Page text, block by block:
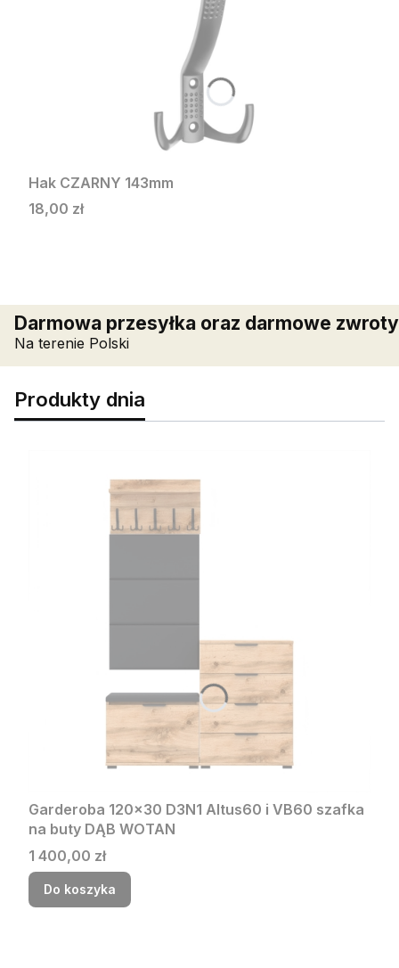
Hak CZARNY 143mm
Cena
18,00 zł
Darmowa przesyłka oraz darmowe zwroty
Na terenie Polski
Produkty dnia
Garderoba 120x30 D3N1 Altus60 i VB60 szafka
na buty DĄB WOTAN
Cena
1 400,00 zł
Do koszyka